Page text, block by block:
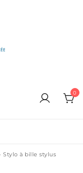
0
Stylo à bille stylus